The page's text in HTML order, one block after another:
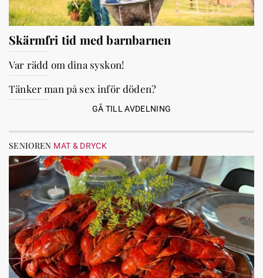
Skärmfri tid med barnbarnen
Var rädd om dina syskon!
Tänker man på sex inför döden?
GÅ TILL AVDELNING
SENIOREN MAT & DRYCK